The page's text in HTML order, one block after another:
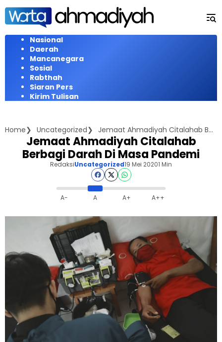
Langsung
konten
Nasional
Daerah
Mancanegara
Sosial
Rabthah
Siaran Pers
Kirim Tulisan
Home Uncategorized Jemaat Ahmadiyah Citalahab Berbagi Darah Di Masa Pandemi
Jemaat Ahmadiyah Citalahab
Berbagi Darah Di Masa Pandemi
RedaksiUncategorized19 Mei 20201 Min
A- A A+ A++